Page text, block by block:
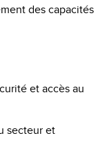
des capacités
et accès au
secteur et